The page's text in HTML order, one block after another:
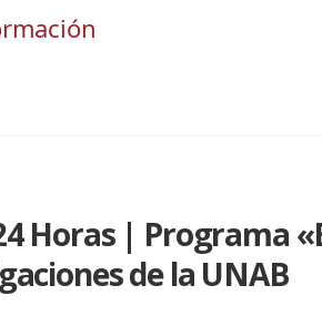
Horas | Programa
de la UNAB